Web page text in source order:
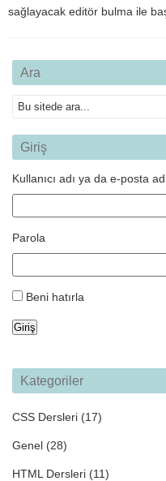
sağlayacak editör bulma ile
Ara
Giriş
Kullanıcı adı ya da e-posta
Parola
Beni hatırla
Giriş
Kategoriler
CSS Dersleri (17)
Genel (28)
HTML Dersleri (11)